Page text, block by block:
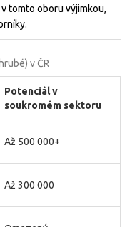
tomto oboru výjimkou,
v ČR
Potenciál v
soukromém sektoru
Až 500 000+
Až 300 000